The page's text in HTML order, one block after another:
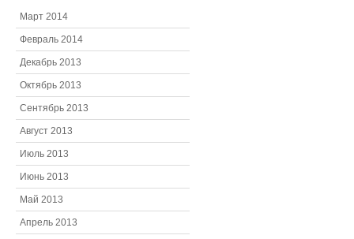
Март 2014
Февраль 2014
Декабрь 2013
Октябрь 2013
Сентябрь 2013
Август 2013
Июль 2013
Июнь 2013
Май 2013
Апрель 2013